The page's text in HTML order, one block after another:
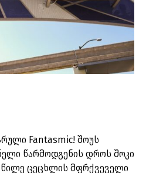
Fantasmic! შოუს
წარმოდგენის დროს შოკი
ცეცხლის მფრქვეველი